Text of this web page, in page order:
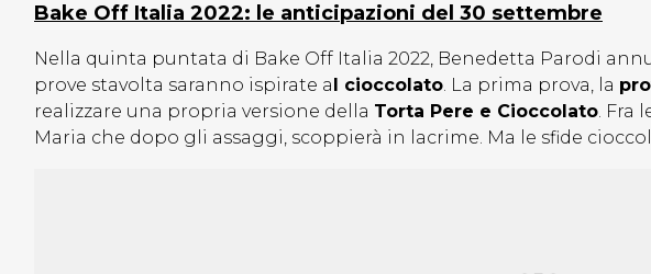
Bake Off Italia 2022: le anticipazioni del 30 settembre
Nella quinta puntata di Bake Off Italia 2022, Benedetta Parodi
prove stavolta saranno ispirate al cioccolato. La prima prova, la
realizzare una propria versione della Torta Pere e Cioccolato. Fra
Maria che dopo gli assaggi, scoppierà in lacrime. Ma le sfide